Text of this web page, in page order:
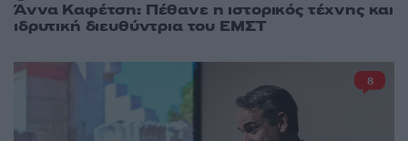
Άννα Καφέτση: Πέθανε η ιστορικός τέχνης και
ιδρυτική διευθύντρια του ΕΜΣΤ
8